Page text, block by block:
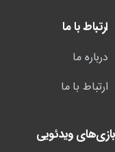
ارتباط با ما
درباره ما
ارتباط با ما
بازی‌های ویدئویی